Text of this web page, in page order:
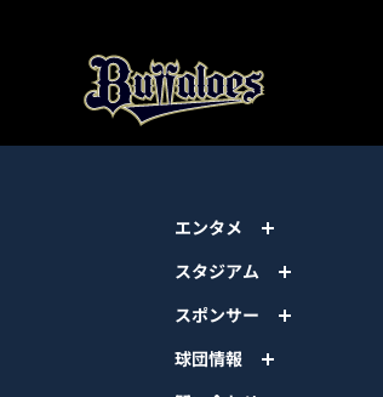
エンタメ
スタジアム
スポンサー
球団情報